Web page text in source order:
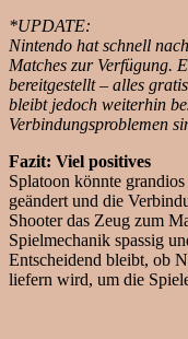
*UPDATE:
Nintendo hat schnell
Matches zur Verfügung.
bereitgestellt – alles
bleibt jedoch weiterhin
Verbindungsproblemen
Fazit: Viel positives
Splatoon könnte
geändert und die
Shooter das Zeug zum
Spielmechanik spassig
Entscheidend bleibt, ob
liefern wird, um die